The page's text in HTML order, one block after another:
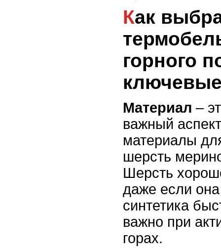
Как выбрать
горного
Материал –
важный
материалы
шерсть
Шерсть
даже если
синтетика
важно при
горах.